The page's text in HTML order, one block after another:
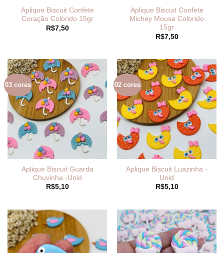
Aplique Biscuit Confete
Coração Colorido 15gr
R$7,50
Aplique Biscuit Confete
Michey Mouse Colorido
15gr
R$7,50
03 cores
Aplique Biscuit Guarda
Chuvinha -Unid
R$5,10
02 cores
Aplique Biscuit Luazinha -
Unid
R$5,10